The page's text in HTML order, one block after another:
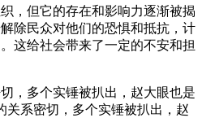
，但它的存在和影响力逐渐被揭
除民众对他们的恐惧和抵抗，计
这给社会带来了一定的不安和担